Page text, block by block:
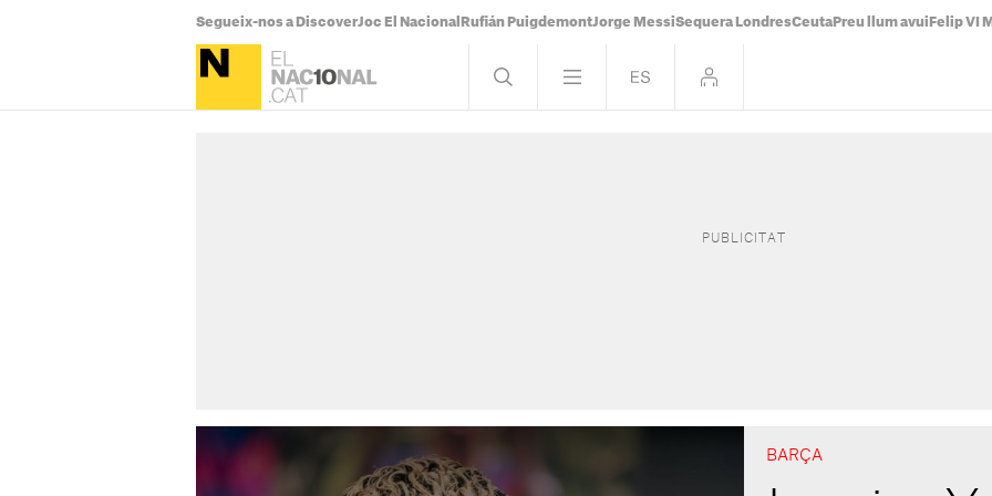
Segueix-nos a DiscoverJoc El Nacional Rufián PuigdemontJorge MessiSequera LondresCeuta Preu llum avui Felip VI
BARÇA